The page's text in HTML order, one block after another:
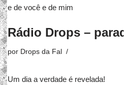
e de você e de mim
Rádio Drops –
por Drops da Fal
Um dia a verdade é revelada!